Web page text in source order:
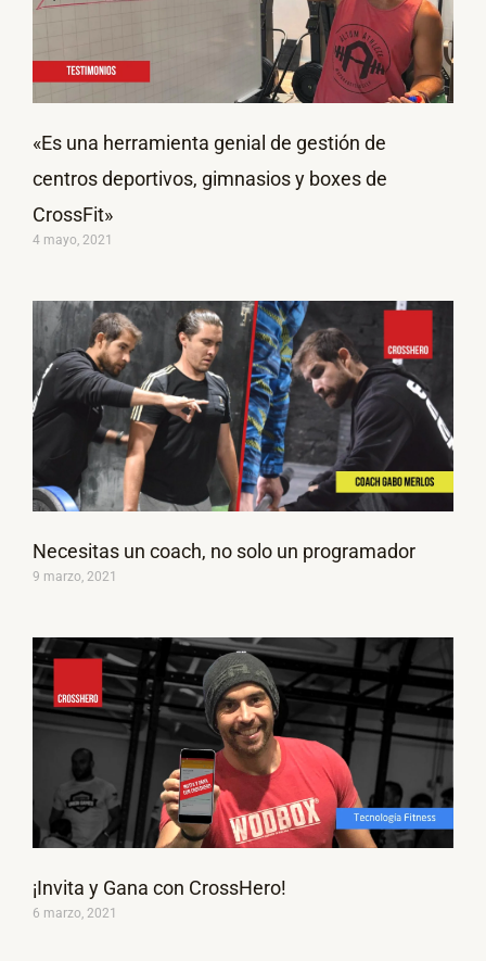
«Es una herramienta genial de gestión de
centros deportivos, gimnasios y boxes de
CrossFit»
4 mayo, 2021
Necesitas un coach, no solo un programador
9 marzo, 2021
¡Invita y Gana con CrossHero!
6 marzo, 2021